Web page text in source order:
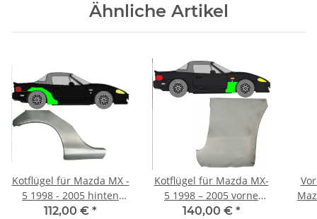
Ähnliche Artikel
Kotflügel für Mazda MX -
5 1998 - 2005 hinten
rechts
112,00 € *
Kotflügel für Mazda MX-
5 1998 – 2005 vorne
rechts
140,00 € *